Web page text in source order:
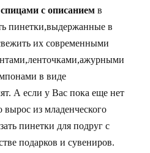
с описанием в
пинетки,выдержанные в
их современными
в виде
А если у Вас пока еще нет
вырос из младенческого
пинетки для подруг с
подарков и сувениров.